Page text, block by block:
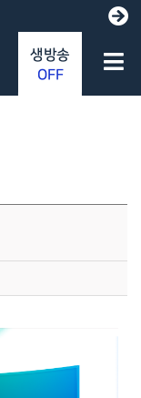
생방송
OFF